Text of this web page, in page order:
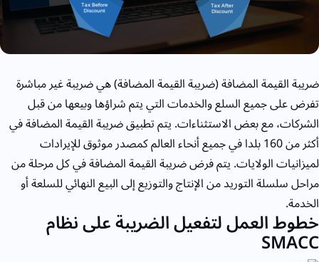
ضريبة القيمة المضافة (ضريبة القيمة المضافة) هي ضريبة غير مباشرة
تفرض على جميع السلع والخدمات التي يتم شراؤها وبيعها من قبل
الشركات، مع بعض الاستثناءات. يتم تطبيق ضريبة القيمة المضافة في
أكثر من 160 بلدا في جميع أنحاء العالم كمصدر موثوق للإيرادات
لميزانيات الولايات. يتم فرض ضريبة القيمة المضافة في كل مرحلة من
مراحل سلسلة التوريد من الإنتاج والتوزيع إلى البيع النهائي للسلعة أو
الخدمة.
خطوط العمل لتفعيل الضريبة على نظام
SMACC